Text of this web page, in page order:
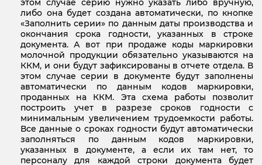
этом случае серию нужно указать либо вручную,
либо она будет создана автоматически, по кнопке
«Заполнить серии» по данным даты производства и
окончания срока годности, указанных в строке
документа. А вот при продаже коды маркировки
молочной продукции обязательно указываются на
ККМ, и они будут зафиксированы в отчете отдела. В
этом случае серии в документе будут заполнены
автоматически по данным кодов маркировки,
проданных на ККМ. Эта схема работы позволит
построить учет в разрезе сроков годности с
минимальным увеличением трудоемкости работы.
Все данные о сроках годности будут автоматически
заполняться по данным кодов маркировки,
указанных в документе, а если их там нет, то
персоналу для каждой строки документа будет